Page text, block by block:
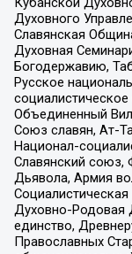
Духовного
Славянская
Духовная
Богодержавию,
Русское
Объединенный
Союз славян, Ат-
Национал-
Славянский союз,
Дьявола, Армия
Духовно-Родовая
единство,
Православных